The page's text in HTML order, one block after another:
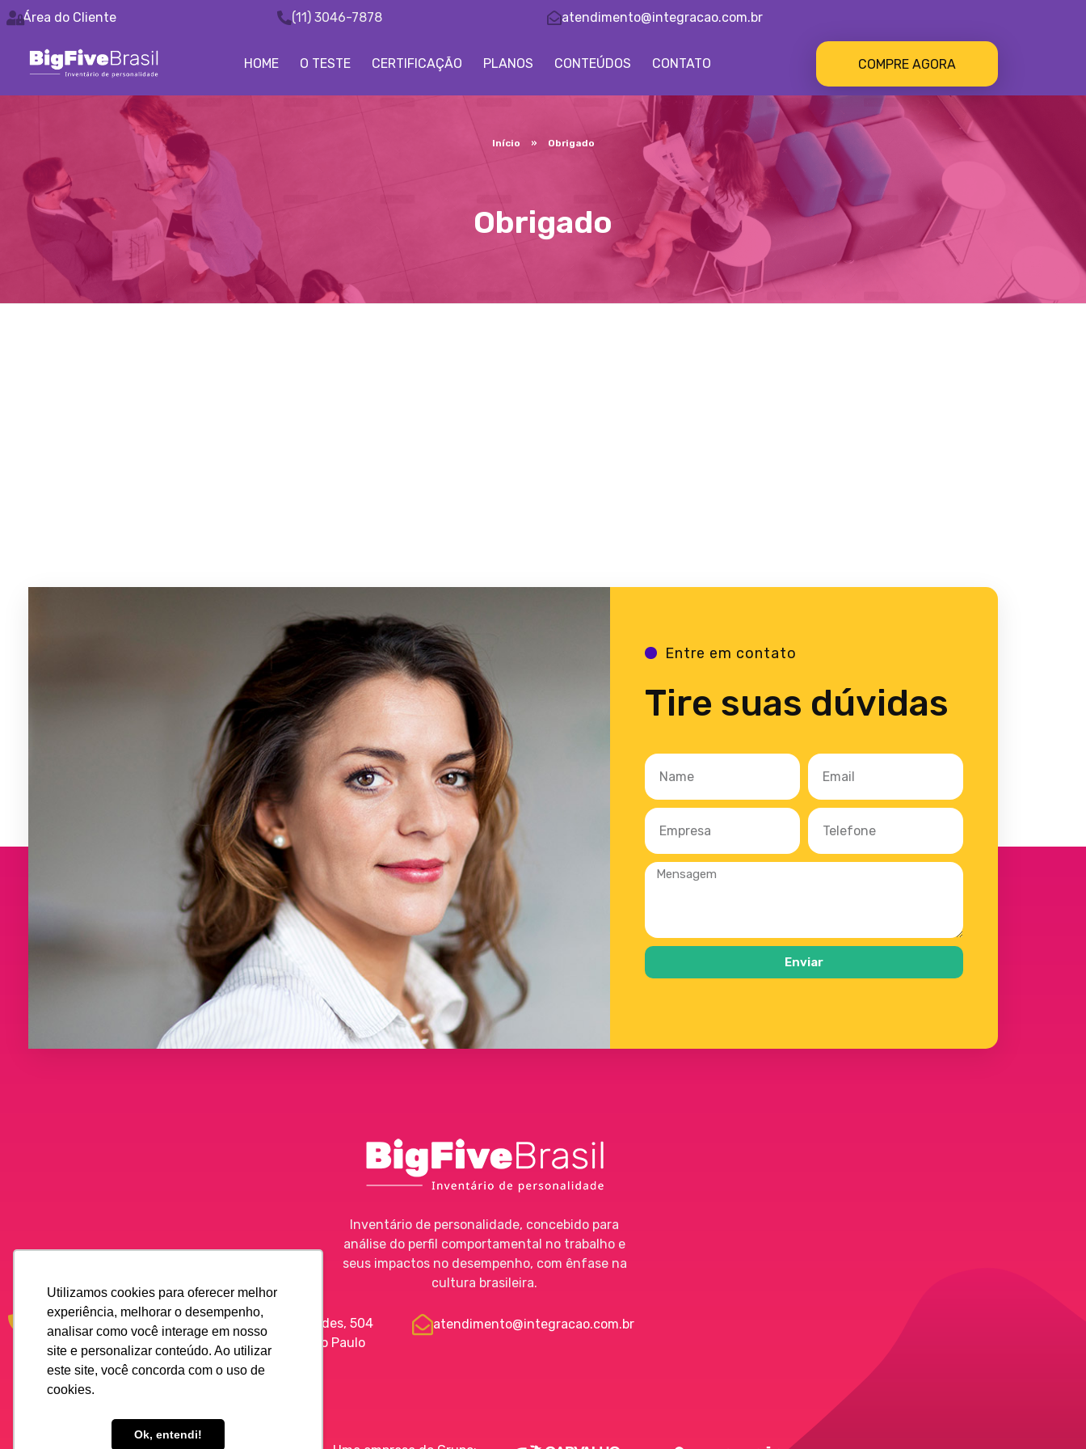
Utilizamos cookies para oferecer melhor
experiência, melhorar o desempenho,
analisar como você interage em nosso
site e personalizar conteúdo. Ao utilizar
este site, você concorda com o uso de
cookies.
Ok, entendi!
Área do Cliente (11) 3046-7878 atendimento@integracao.com.br
HOME O TESTE CERTIFICAÇÃO PLANOS CONTEÚDOS CONTATO COMPRE AGORA
Início » Obrigado
Obrigado
Entre em contato
Tire suas dúvidas
Enviar
Inventário de personalidade, concebido para
análise do perfil comportamental no trabalho e
seus impactos no desempenho, com ênfase na
cultura brasileira.
(11) 3046-7878
R. Manuel Guedes, 504
Itaim Bibi - São Paulo
atendimento@integracao.com.br